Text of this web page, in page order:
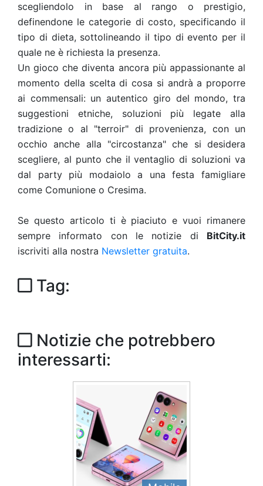
scegliendolo in base al rango o prestigio,
definendone le categorie di costo, specificando il
tipo di dieta, sottolineando il tipo di evento per il
quale ne è richiesta la presenza.
Un gioco che diventa ancora più appassionante al
momento della scelta di cosa si andrà a proporre
ai commensali: un autentico giro del mondo, tra
suggestioni etniche, soluzioni più legate alla
tradizione o al "terroir" di provenienza, con un
occhio anche alla "circostanza" che si desidera
scegliere, al punto che il ventaglio di soluzioni va
dal party più modaiolo a una festa famigliare
come Comunione o Cresima.
Se questo articolo ti è piaciuto e vuoi rimanere
sempre informato con le notizie di BitCity.it
iscriviti alla nostra Newsletter gratuita.
Tag:
Notizie che potrebbero
interessarti: